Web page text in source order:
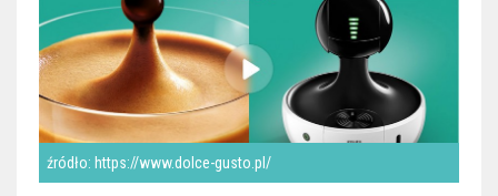
źródło: https://www.dolce-gusto.pl/